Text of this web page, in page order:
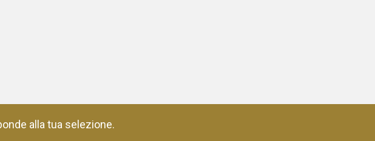
alla tua selezione.